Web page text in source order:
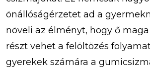
önállóságérzetet ad a
növeli az élményt, hogy ő
részt vehet a felöltözés
gyerekek számára a